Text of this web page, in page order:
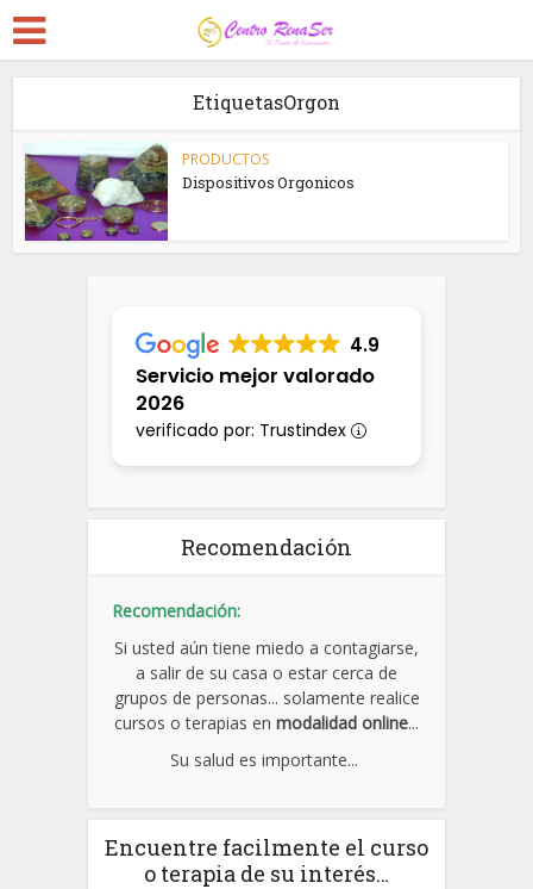
EtiquetasOrgon
PRODUCTOS
Dispositivos Orgonicos
4.9
Servicio mejor valorado
2026
verificado por: Trustindex
Recomendación
Recomendación:
Si usted aún tiene miedo a contagiarse,
a salir de su casa o estar cerca de
grupos de personas... solamente realice
cursos o terapias en modalidad online...
Su salud es importante...
Encuentre facilmente el curso
o terapia de su interés…